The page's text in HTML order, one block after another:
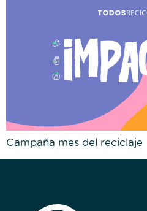
Campaña mes del reciclaje